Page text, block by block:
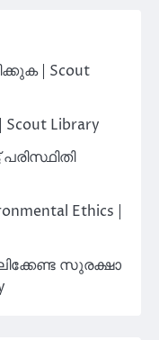
| Scout
Scout Library
Ethics |
സുരക്ഷാ